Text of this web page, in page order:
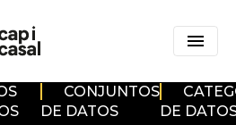
CONJUNTOS
DE DATOS
DE